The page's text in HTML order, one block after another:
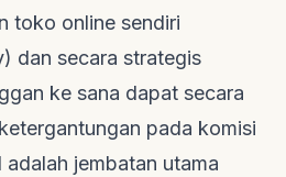
toko online sendiri
dan secara strategis
ke sana dapat secara
pada komisi
jembatan utama